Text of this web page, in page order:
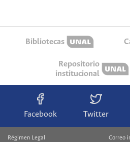
Bibliotecas
Repositorio
institucional
Facebook Twitter
Régimen Legal
Correo